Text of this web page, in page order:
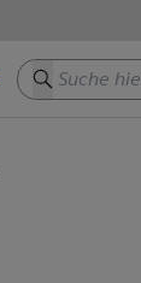
Suche hier